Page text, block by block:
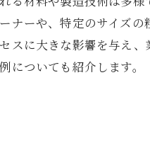
ナーや、特定のサイズ
スに大きな影響を与え
についても紹介します。